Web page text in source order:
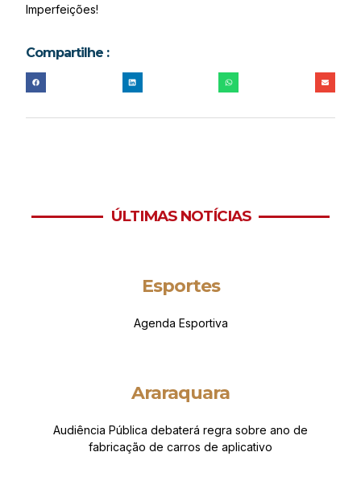
Imperfeições!
Compartilhe :
ÚLTIMAS NOTÍCIAS
Esportes
Agenda Esportiva
Araraquara
Audiência Pública debaterá regra sobre ano de
fabricação de carros de aplicativo